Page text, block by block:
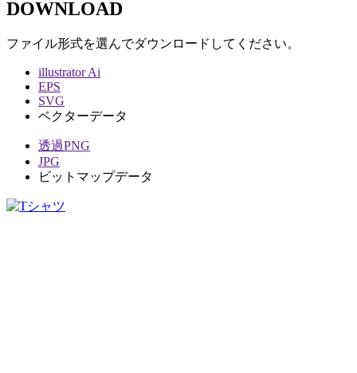
DOWNLOAD
ファイル形式を選んでダウンロードしてください。
illustrator Ai
EPS
SVG
ベクターデータ
透過PNG
JPG
ビットマップデータ